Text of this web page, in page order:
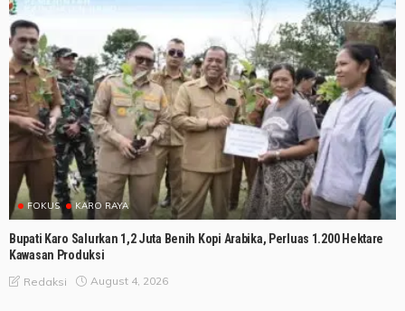
FOKUS KARO RAYA
Bupati Karo Salurkan 1,2 Juta Benih Kopi Arabika, Perluas 1.200 Hektare
Kawasan Produksi
Redaksi August 4, 2026